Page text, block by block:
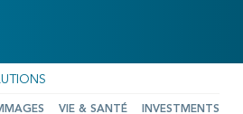
VIE & SANTÉ INVESTMENTS